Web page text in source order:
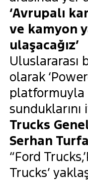
‘Avrupalı
ve kamyon
ulaşacağız’
Uluslararası
olarak
platformuyla
Trucks
Serhan
“Ford
Trucks’